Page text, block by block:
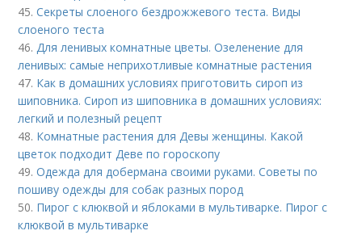
45.Секреты слоеного бездрожжевого теста. Виды
слоеного теста
46.Для ленивых комнатные цветы. Озеленение для
ленивых: самые неприхотливые комнатные растения
47. Как в домашних условиях приготовить сироп из
шиповника. Сироп из шиповника в домашних условиях:
легкий и полезный рецепт
48. Комнатные растения для Девы женщины. Какой
цветок подходит Деве по гороскопу
49.Одежда для добермана своими руками. Советы по
пошиву одежды для собак разных пород
50. Пирог с клюквой и яблоками в мультиварке. Пирог с
клюквой в мультиварке